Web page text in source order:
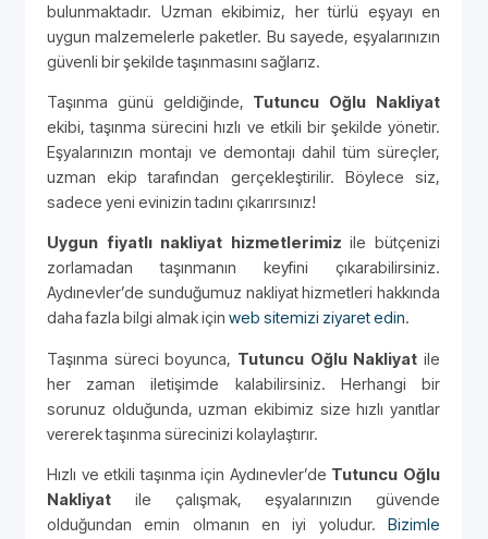
bulunmaktadır. Uzman ekibimiz, her türlü eşyayı en
uygun malzemelerle paketler. Bu sayede, eşyalarınızın
güvenli bir şekilde taşınmasını sağlarız.
Taşınma günü geldiğinde, Tutuncu Oğlu Nakliyat
ekibi, taşınma sürecini hızlı ve etkili bir şekilde yönetir.
Eşyalarınızın montajı ve demontajı dahil tüm süreçler,
uzman ekip tarafından gerçekleştirilir. Böylece siz,
sadece yeni evinizin tadını çıkarırsınız!
Uygun fiyatlı nakliyat hizmetlerimiz ile bütçenizi
zorlamadan taşınmanın keyfini çıkarabilirsiniz.
Aydınevler’de sunduğumuz nakliyat hizmetleri hakkında
daha fazla bilgi almak için web sitemizi ziyaret edin.
Taşınma süreci boyunca, Tutuncu Oğlu Nakliyat ile
her zaman iletişimde kalabilirsiniz. Herhangi bir
sorunuz olduğunda, uzman ekibimiz size hızlı yanıtlar
vererek taşınma sürecinizi kolaylaştırır.
Hızlı ve etkili taşınma için Aydınevler’de Tutuncu Oğlu
Nakliyat ile çalışmak, eşyalarınızın güvende
olduğundan emin olmanın en iyi yoludur. Bizimle